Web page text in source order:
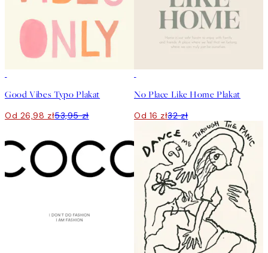
Good Vibes Typo Plakat
Od 26,98 zł53,95 zł
No Place Like Home Plakat
Od 16 zł32 zł